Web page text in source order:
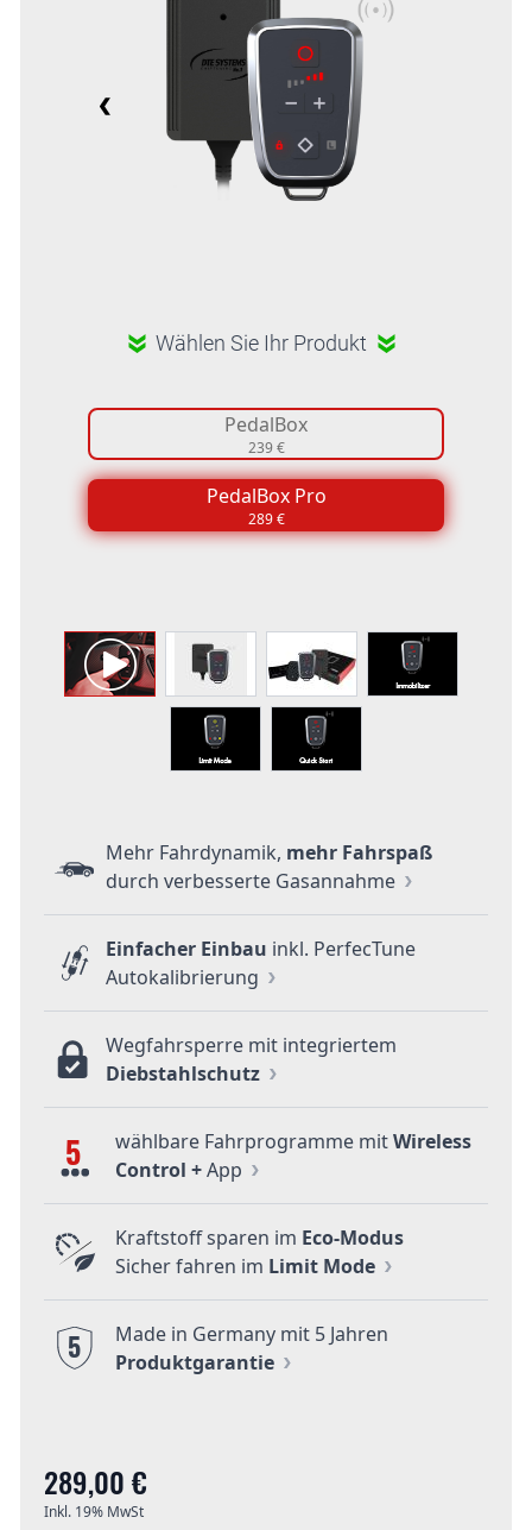
Mehr Fahrdynamik, mehr Fahrspaß
durch verbesserte Gasannahme
Einfacher Einbau inkl. PerfecTune
Autokalibrierung
Wegfahrsperre mit integriertem
Diebstahlschutz
Wählen Sie Ihr Produkt
PedalBox
239 €
PedalBox Pro
289 €
5 wählbare Fahrprogramme mitWireless
Control +App
Kraftstoff sparen im Eco-Modus
Sicher fahren im Limit Mode
5
Made in Germany mit 5 Jahren
Produktgarantie
289,00 €
Inkl. 19% MwSt